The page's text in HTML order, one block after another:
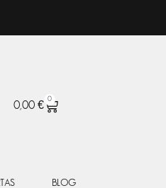
0,00 €
0
CARRITO
BLOG